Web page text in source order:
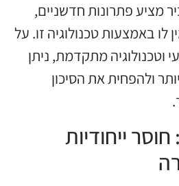
מציע פתרונות חדשניים,
לו באמצעות טכנולוגיה זו. על
וטכנולוגיה מתקדמת, ניתן
ולהפחית את הסיכון
טעות מספר 10: חוסר ייחודיות